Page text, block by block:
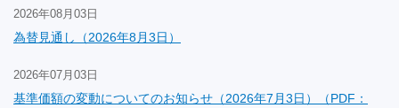
2026年08月03日
為替見通し（2026年8月3日）
2026年07月03日
基準価額の変動についてのお知らせ（2026年7月3日）（PDF：